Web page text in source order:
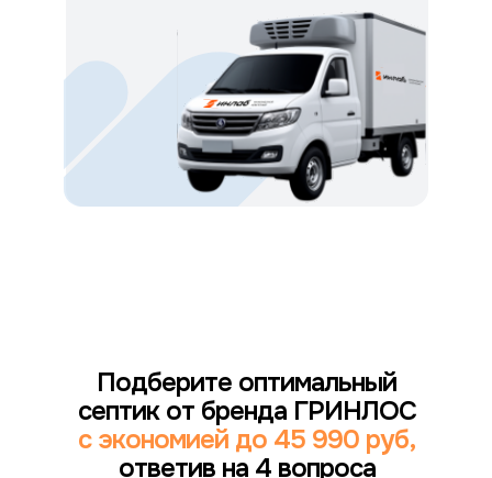
Подберите оптимальный
септик от бренда ГРИНЛОС
с экономией до 45 990 руб,
ответив на 4 вопроса